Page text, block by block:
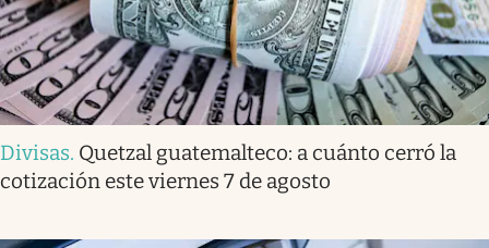
Divisas. Quetzal guatemalteco: a cuánto cerró la
cotización este viernes 7 de agosto